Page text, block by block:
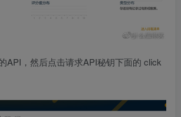
API，然后点击请求API秘钥下面的 click